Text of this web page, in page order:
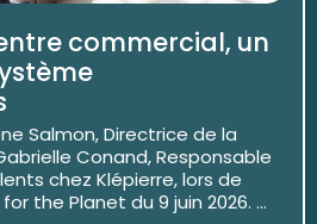
commercial, un
Salmon, Directrice de la
Conand, Responsable
chez Klépierre, lors de
the Planet du 9 juin 2026. ...